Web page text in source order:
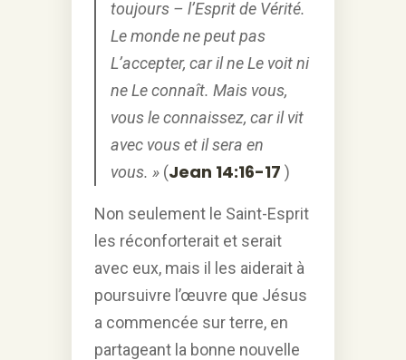
toujours – l’Esprit de Vérité.
Le monde ne peut pas
L’accepter, car il ne Le voit ni
ne Le connaît. Mais vous,
vous le connaissez, car il vit
avec vous et il sera en
vous. » (Jean 14:16-17 )
Non seulement le Saint-Esprit
les réconforterait et serait
avec eux, mais il les aiderait à
poursuivre l’œuvre que Jésus
a commencée sur terre, en
partageant la bonne nouvelle